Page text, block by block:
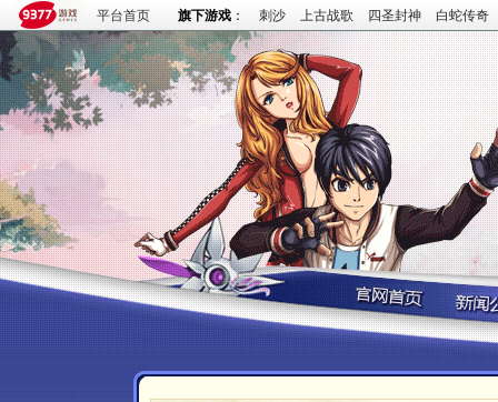
平台首页 旗下游戏 ： 刺沙 上古战歌 四圣封神 白蛇传奇